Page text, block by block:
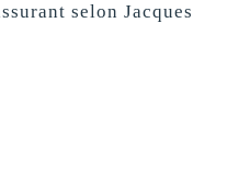
selon Jacques